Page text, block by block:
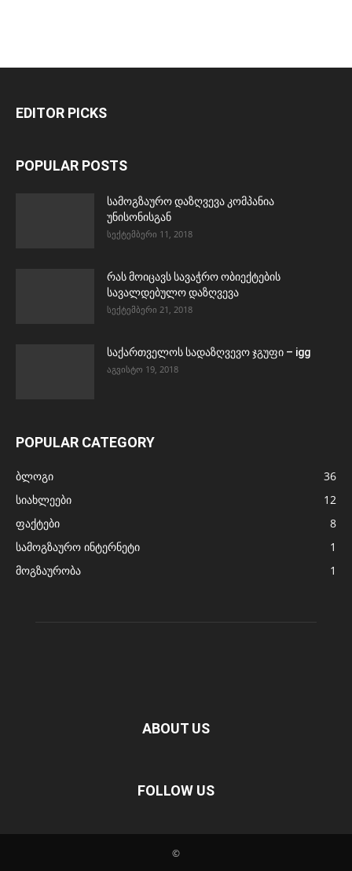
EDITOR PICKS
POPULAR POSTS
სამოგზაურო დაზღვევა კომპანია
უნისონისგან
სექტემბერი 11, 2018
რას მოიცავს სავაჭრო ობიექტების
სავალდებულო დაზღვევა
სექტემბერი 21, 2018
საქართველოს სადაზღვევო ჯგუფი – igg
აგვისტო 19, 2018
POPULAR CATEGORY
ბლოგი
36
სიახლეები
12
ფაქტები
8
სამოგზაურო ინტერნეტი
1
მოგზაურობა
1
ABOUT US
FOLLOW US
©